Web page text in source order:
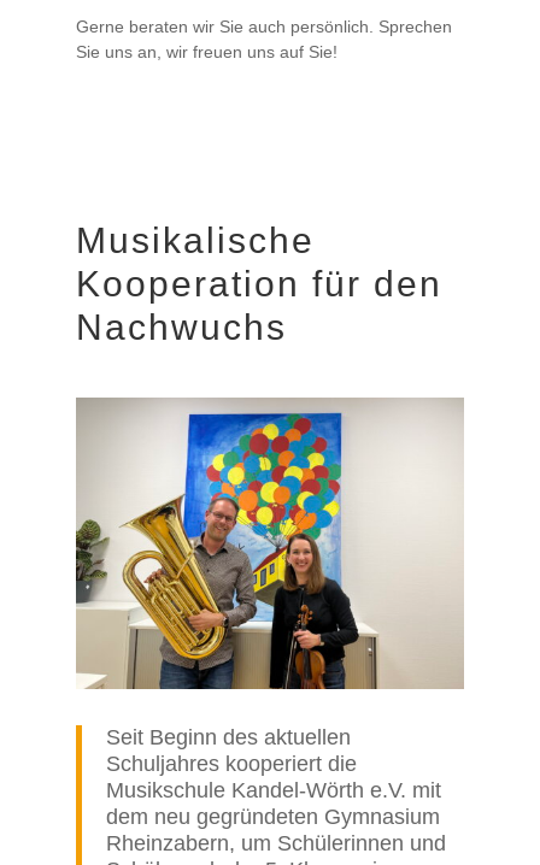
Gerne beraten wir Sie auch persönlich. Sprechen
Sie uns an, wir freuen uns auf Sie!
Musikalische
Kooperation für den
Nachwuchs
Seit Beginn des aktuellen
Schuljahres kooperiert die
Musikschule Kandel-Wörth e.V. mit
dem neu gegründeten Gymnasium
Rheinzabern, um Schülerinnen und